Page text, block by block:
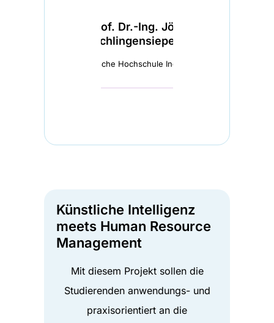
Prof. Dr.-Ing. Jörn
Schlingensiepen
Technische Hochschule Ingolstadt
Künstliche Intelligenz
meets Human Resource
Management
Mit diesem Projekt sollen die
Studierenden anwendungs- und
praxisorientiert an die